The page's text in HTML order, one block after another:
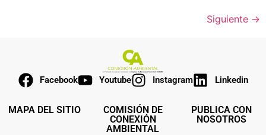
Siguiente →
Facebook Youtube Instagram Linkedin
MAPA DEL SITIO
COMISIÓN DE
CONEXIÓN
AMBIENTAL
PUBLICA CON
NOSOTROS